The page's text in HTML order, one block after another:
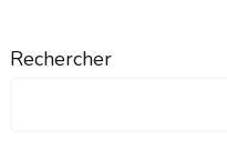
Rechercher